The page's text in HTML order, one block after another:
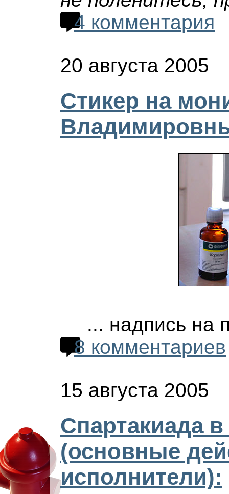
4 комментария
20 августа 2005
Стикер на
... надпись на
8 комментариев
15 августа 2005
Спартакиада
(основные
исполнители):